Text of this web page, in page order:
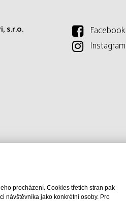
s.r.o.
Facebook
Instagram
procházení. Cookies třetích stran pak
návštěvníka jako konkrétní osoby. Pro